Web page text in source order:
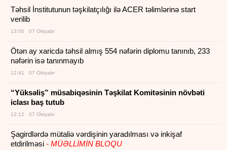
Təhsil İnstitutunun təşkilatçılığı ilə ACER təlimlərinə start
verilib
13:00 07 Oktyabr
Ötən ay xaricdə təhsil almış 554 nəfərin diplomu tanınıb, 233
nəfərin isə tanınmayıb
12:41 07 Oktyabr
“Yüksəliş” müsabiqəsinin Təşkilat Komitəsinin növbəti
iclası baş tutub
12:12 07 Oktyabr
Şagirdlərdə mütaliə vərdişinin yaradılması və inkişaf
etdirilməsi- MÜƏLLİMİN BLOQU